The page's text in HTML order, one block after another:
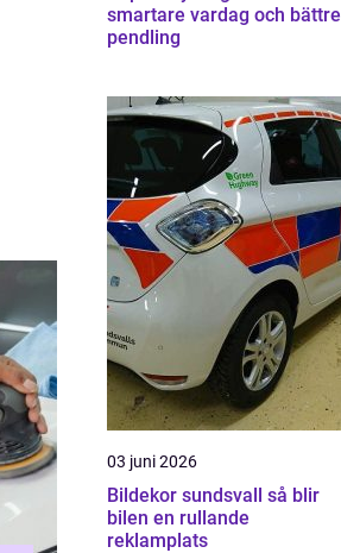
smartare vardag och bättre
pendling
03 juni 2026
Bildekor sundsvall så blir
bilen en rullande
reklamplats